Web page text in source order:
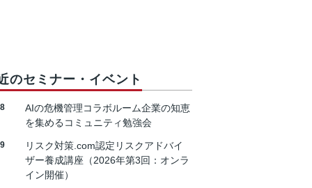
のセミナー・イベント
AIの危機管理コラボルーム企業の知恵
を集めるコミュニティ勉強会
リスク対策.com認定リスクアドバイ
ザー養成講座（2026年第3回：オンラ
イン開催）